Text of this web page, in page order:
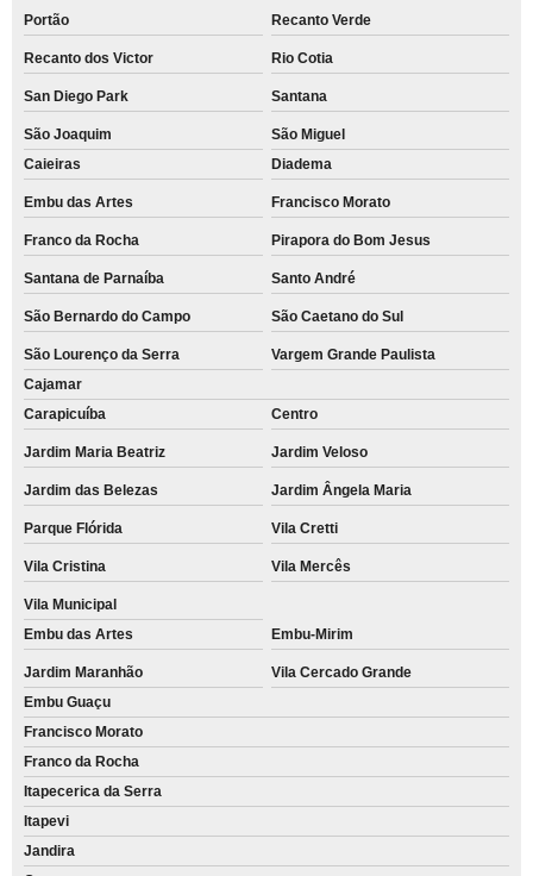
Portão Recanto Verde
Recanto dos Victor Rio Cotia
San Diego Park Santana
São Joaquim
São Miguel
Caieiras
Diadema
Embu das Artes Francisco Morato
Franco da Rocha Pirapora do Bom Jesus
Santana de Parnaíba Santo André
São Bernardo do Campo São Caetano do Sul
São Lourenço da Serra
Vargem Grande Paulista
Cajamar
Carapicuíba
Centro
Jardim Maria Beatriz Jardim Veloso
Jardim das Belezas Jardim Ângela Maria
Parque Flórida Vila Cretti
Vila Cristina Vila Mercês
Vila Municipal
Embu das Artes
Embu-Mirim
Jardim Maranhão
Vila Cercado Grande
Embu Guaçu
Francisco Morato
Franco da Rocha
Itapecerica da Serra
Itapevi
Jandira